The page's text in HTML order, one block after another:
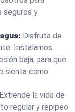
seguros y
Disfruta de
Instalamos
baja, para que
sienta como
Extiende la vida de
regular y repipeo